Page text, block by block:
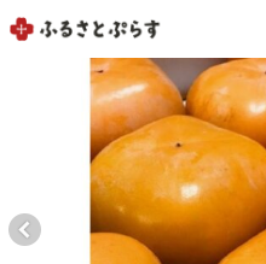
マイメニュー
マイページ
お気に入り
メニュー